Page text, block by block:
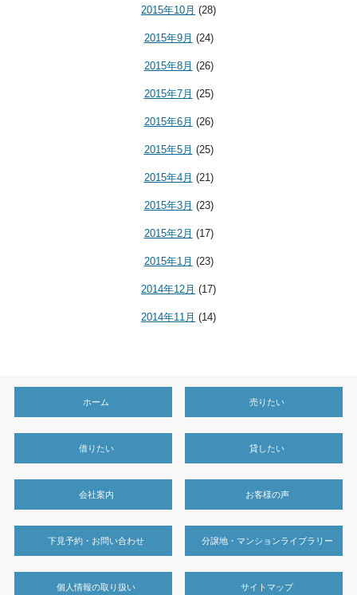
2015年10月 (28)
2015年9月 (24)
2015年8月 (26)
2015年7月 (25)
2015年6月 (26)
2015年5月 (25)
2015年4月 (21)
2015年3月 (23)
2015年2月 (17)
2015年1月 (23)
2014年12月 (17)
2014年11月 (14)
ホーム 売りたい
借りたい 貸したい
会社案内 お客様の声
下見予約・お問い合わせ 分譲地・マンションライブラリー
個人情報の取り扱い サイトマップ